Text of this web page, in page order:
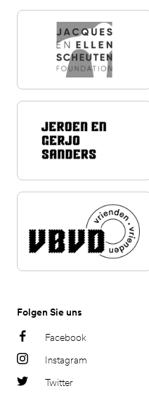
Folgen Sie uns
Facebook
Instagram
Twitter